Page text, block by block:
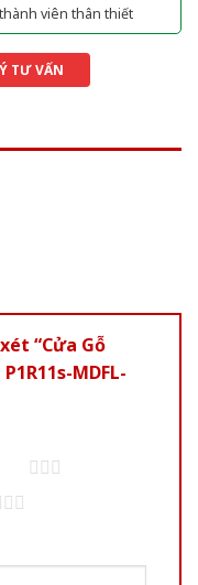
viên thân thiết
TƯ VẤN
“Cửa Gỗ
MDFL-